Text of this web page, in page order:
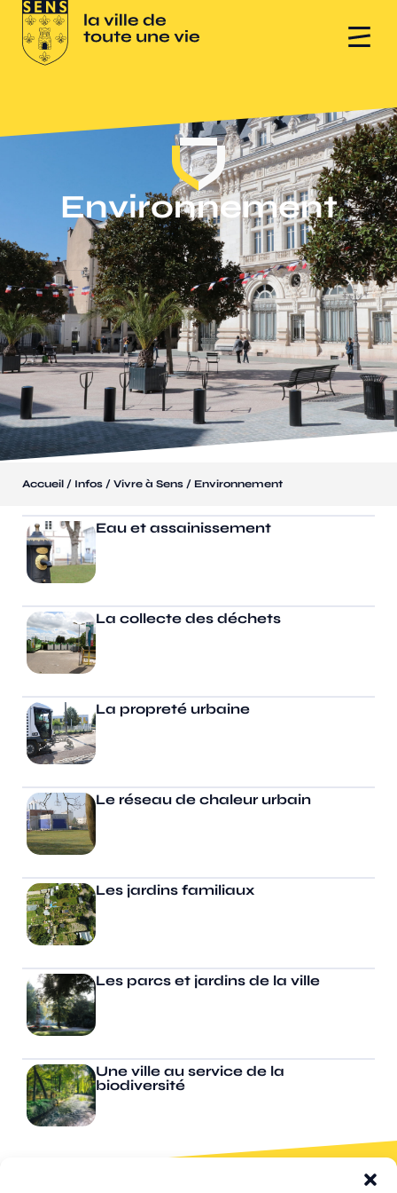
Accueil / Infos / Vivre à Sens / Environnement
Environnement
Eau et assainissement
La collecte des déchets
La propreté urbaine
Le réseau de chaleur urbain
Les jardins familiaux
Les parcs et jardins de la ville
Une ville au service de la
biodiversité